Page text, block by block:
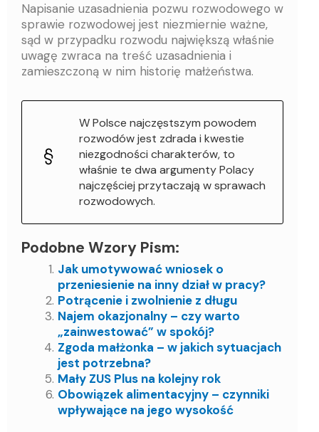
Napisanie uzasadnienia pozwu rozwodowego w
sprawie rozwodowej jest niezmiernie ważne,
sąd w przypadku rozwodu największą właśnie
uwagę zwraca na treść uzasadnienia i
zamieszczoną w nim historię małżeństwa.
W Polsce najczęstszym powodem
rozwodów jest zdrada i kwestie
niezgodności charakterów, to
właśnie te dwa argumenty Polacy
najczęściej przytaczają w sprawach
rozwodowych.
Podobne Wzory Pism:
Jak umotywować wniosek o
przeniesienie na inny dział w pracy?
Potrącenie i zwolnienie z długu
Najem okazjonalny – czy warto
„zainwestować” w spokój?
Zgoda małżonka – w jakich sytuacjach
jest potrzebna?
Mały ZUS Plus na kolejny rok
Obowiązek alimentacyjny – czynniki
wpływające na jego wysokość